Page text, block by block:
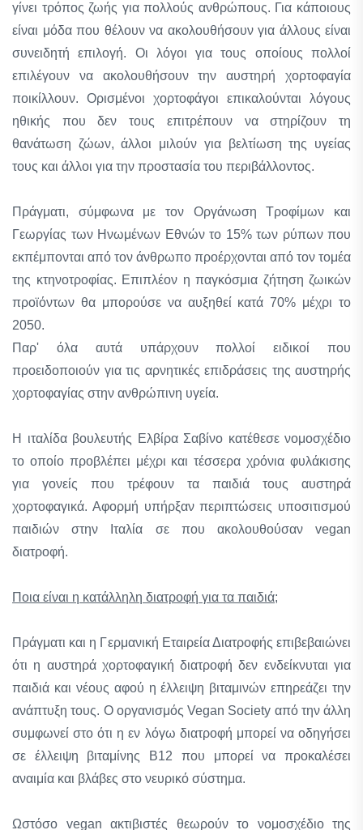
γίνει τρόπος ζωής για πολλούς ανθρώπους. Για κάποιους
είναι μόδα που θέλουν να ακολουθήσουν για άλλους είναι
συνειδητή επιλογή. Οι λόγοι για τους οποίους πολλοί
επιλέγουν να ακολουθήσουν την αυστηρή χορτοφαγία
ποικίλλουν. Ορισμένοι χορτοφάγοι επικαλούνται λόγους
ηθικής που δεν τους επιτρέπουν να στηρίζουν τη
θανάτωση ζώων, άλλοι μιλούν για βελτίωση της υγείας
τους και άλλοι για την προστασία του περιβάλλοντος.
Πράγματι, σύμφωνα με τον Οργάνωση Τροφίμων και
Γεωργίας των Ηνωμένων Εθνών το 15% των ρύπων που
εκπέμπονται από τον άνθρωπο προέρχονται από τον τομέα
της κτηνοτροφίας. Επιπλέον η παγκόσμια ζήτηση ζωικών
προϊόντων θα μπορούσε να αυξηθεί κατά 70% μέχρι το
2050.
Παρ' όλα αυτά υπάρχουν πολλοί ειδικοί που
προειδοποιούν για τις αρνητικές επιδράσεις της αυστηρής
χορτοφαγίας στην ανθρώπινη υγεία.
Η ιταλίδα βουλευτής Ελβίρα Σαβίνο κατέθεσε νομοσχέδιο
το οποίο προβλέπει μέχρι και τέσσερα χρόνια φυλάκισης
για γονείς που τρέφουν τα παιδιά τους αυστηρά
χορτοφαγικά. Αφορμή υπήρξαν περιπτώσεις υποσιτισμού
παιδιών στην Ιταλία σε που ακολουθούσαν vegan
διατροφή.
Ποια είναι η κατάλληλη διατροφή για τα παιδιά;
Πράγματι και η Γερμανική Εταιρεία Διατροφής επιβεβαιώνει
ότι η αυστηρά χορτοφαγική διατροφή δεν ενδείκνυται για
παιδιά και νέους αφού η έλλειψη βιταμινών επηρεάζει την
ανάπτυξη τους. Ο οργανισμός Vegan Society από την άλλη
συμφωνεί στο ότι η εν λόγω διατροφή μπορεί να οδηγήσει
σε έλλειψη βιταμίνης Β12 που μπορεί να προκαλέσει
αναιμία και βλάβες στο νευρικό σύστημα.
Ωστόσο vegan ακτιβιστές θεωρούν το νομοσχέδιο της